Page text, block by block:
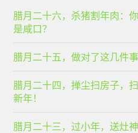
腊月二十六，杀猪割年肉：
是咸口？
腊月二十五，做对了这几件
腊月二十四，掸尘扫房子，
新年！
腊月二十三，过小年，送灶